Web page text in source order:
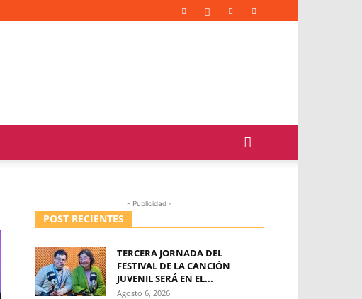
- Publicidad -
POST RECIENTES
TERCERA JORNADA DEL
FESTIVAL DE LA CANCIÓN
JUVENIL SERÁ EN EL...
Agosto 6, 2026